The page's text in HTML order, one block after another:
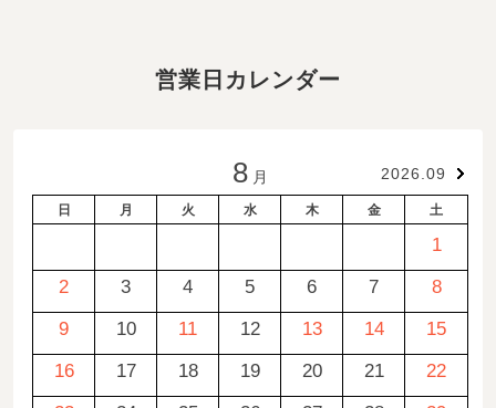
営業日カレンダー
8 月 2026.09
日 月 火 水 木 金 土
1
2
3 4 5 6 7
8
9
10 11 12 13 14
15
16
17 18 19 20 21
22